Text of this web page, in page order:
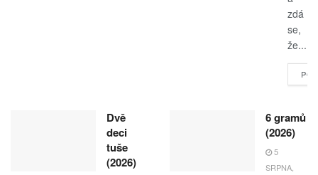
zdá
se,
že...
Dvě
deci
tuše
(2026)
6 gramů
(2026)
5
SRPNA,